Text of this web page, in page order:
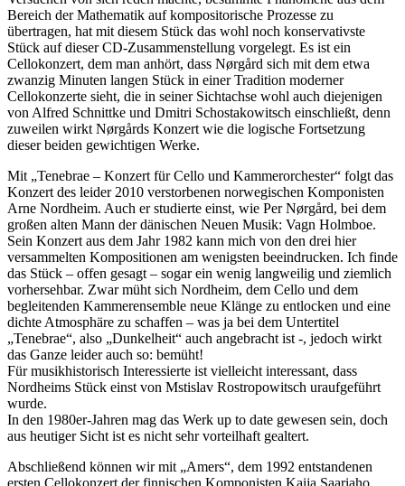
Bereich der Mathematik auf kompositorische Prozesse zu
übertragen, hat mit diesem Stück das wohl noch konservativste
Stück auf dieser CD-Zusammenstellung vorgelegt. Es ist ein
Cellokonzert, dem man anhört, dass Nørgård sich mit dem etwa
zwanzig Minuten langen Stück in einer Tradition moderner
Cellokonzerte sieht, die in seiner Sichtachse wohl auch diejenigen
von Alfred Schnittke und Dmitri Schostakowitsch einschließt, denn
zuweilen wirkt Nørgårds Konzert wie die logische Fortsetzung
dieser beiden gewichtigen Werke.
Mit „Tenebrae – Konzert für Cello und Kammerorchester“ folgt das
Konzert des leider 2010 verstorbenen norwegischen Komponisten
Arne Nordheim. Auch er studierte einst, wie Per Nørgård, bei dem
großen alten Mann der dänischen Neuen Musik: Vagn Holmboe.
Sein Konzert aus dem Jahr 1982 kann mich von den drei hier
versammelten Kompositionen am wenigsten beeindrucken. Ich finde
das Stück – offen gesagt – sogar ein wenig langweilig und ziemlich
vorhersehbar. Zwar müht sich Nordheim, dem Cello und dem
begleitenden Kammerensemble neue Klänge zu entlocken und eine
dichte Atmosphäre zu schaffen – was ja bei dem Untertitel
„Tenebrae“, also „Dunkelheit“ auch angebracht ist -, jedoch wirkt
das Ganze leider auch so: bemüht!
Für musikhistorisch Interessierte ist vielleicht interessant, dass
Nordheims Stück einst von Mstislav Rostropowitsch uraufgeführt
wurde.
In den 1980er-Jahren mag das Werk up to date gewesen sein, doch
aus heutiger Sicht ist es nicht sehr vorteilhaft gealtert.
Abschließend können wir mit „Amers“, dem 1992 entstandenen
ersten Cellokonzert der finnischen Komponisten Kaija Saariaho